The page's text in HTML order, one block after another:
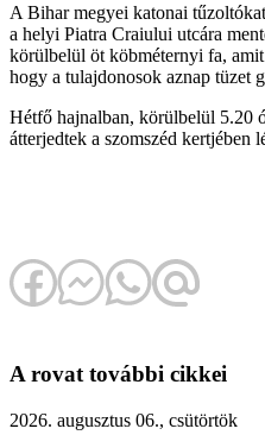
A Bihar megyei katonai
a helyi Piatra Craiului utcára
körülbelül öt köbméternyi fa, amit
hogy a tulajdonosok aznap tüzet
Hétfő hajnalban, körülbelül 5.20
átterjedtek a szomszéd kertjében
A rovat további cikkei
2026. augusztus 06., csütörtök